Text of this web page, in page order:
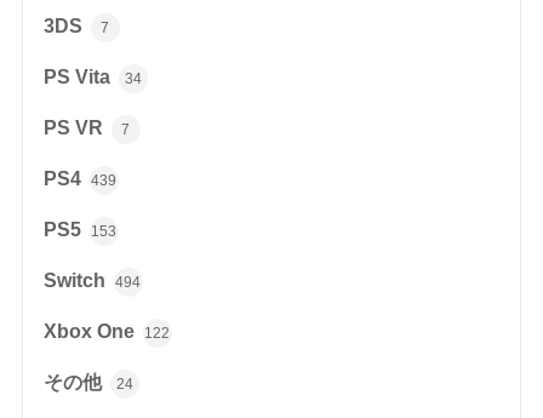
3DS 7
PS Vita 34
PS VR 7
PS4 439
PS5 153
Switch 494
Xbox One 122
その他 24